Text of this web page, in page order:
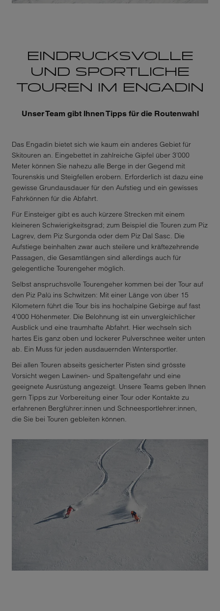
EINDRUCKSVOLLE
UND SPORTLICHE
TOUREN IM ENGADIN
Unser Team gibt Ihnen Tipps für die Routenwahl
Das Engadin bietet sich wie kaum ein anderes Gebiet für
Skitouren an. Eingebettet in zahlreiche Gipfel über 3’000
Meter können Sie nahezu alle Berge in der Gegend mit
Tourenskis und Steigfellen erobern. Erforderlich ist dazu eine
gewisse Grundausdauer für den Aufstieg und ein gewisses
Fahrkönnen für die Abfahrt.
Für Einsteiger gibt es auch kürzere Strecken mit einem
kleineren Schwierigkeitsgrad; zum Beispiel die Touren zum Piz
Lagrev, dem Piz Surgonda oder dem Piz Dal Sasc. Die
Aufstiege beinhalten zwar auch steilere und kräftezehrende
Passagen, die Gesamtlängen sind allerdings auch für
gelegentliche Tourengeher möglich.
Selbst anspruchsvolle Tourengeher kommen bei der Tour auf
den Piz Palü ins Schwitzen: Mit einer Länge von über 15
Kilometern führt die Tour bis ins hochalpine Gebirge auf fast
4'000 Höhenmeter. Die Belohnung ist ein unvergleichlicher
Ausblick und eine traumhafte Abfahrt. Hier wechseln sich
hartes Eis ganz oben und lockerer Pulverschnee weiter unten
ab. Ein Muss für jeden ausdauernden Wintersportler.
Bei allen Touren abseits gesicherter Pisten sind grösste
Vorsicht wegen Lawinen- und Spaltengefahr und eine
geeignete Ausrüstung angezeigt. Unsere Teams geben Ihnen
gern Tipps zur Vorbereitung einer Tour oder Kontakte zu
erfahrenen Bergführer:innen und Schneesportlehrer:innen,
die Sie bei Touren gebleiten können.